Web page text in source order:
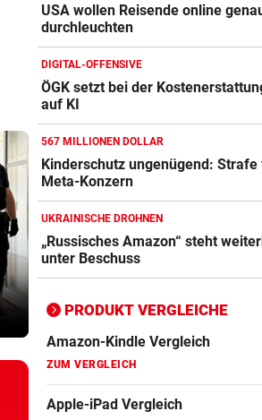
Mutiges
Hollywood wird
Realität
Sager
gegen
SCHLÜSSEL IM PKW vor 3
Dreijähriger Bub wurde aus
heißem Auto gerettet
USA wollen Reisende online
durchleuchten
DIGITAL-OFFENSIVE
ÖGK setzt bei der
auf KI
567 MILLIONEN DOLLAR
Kinderschutz ungenügend: Strafe
Meta-Konzern
UKRAINISCHE DROHNEN
„Russisches Amazon“ steht
unter Beschuss
PRODUKT VERGLEICHE
Amazon-Kindle Vergleich
ZUM VERGLEICH
Apple-iPad Vergleich
Apple-iPhone Vergleich
ZUM VERGLEICH
Apple Macbook Vergleich
ZUM VERGLEICH
Bluetooth Lautsprecher Vergleich
ZUM VERGLEICH
DSL Speedtest
ZUM VERGLEICH
Fernseher Vergleich